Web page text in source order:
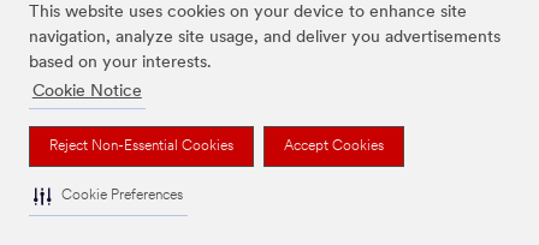
This website uses cookies on your device to enhance site
navigation, analyze site usage, and deliver you advertisements
based on your interests.
Cookie Notice
Reject Non-Essential Cookies Accept Cookies
Cookie Preferences